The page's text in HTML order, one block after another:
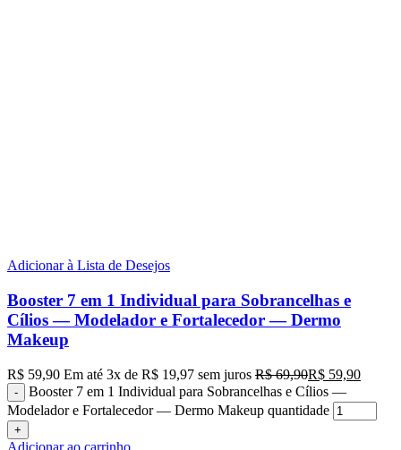
Adicionar à Lista de Desejos
Booster 7 em 1 Individual para Sobrancelhas e
Cílios — Modelador e Fortalecedor — Dermo
Makeup
R$ 59,90 Em até 3x de R$ 19,97 sem juros R$69,90R$ 59,90
Booster 7 em 1 Individual para Sobrancelhas e Cílios —
Modelador e Fortalecedor — Dermo Makeup quantidade
Adicionar ao carrinho